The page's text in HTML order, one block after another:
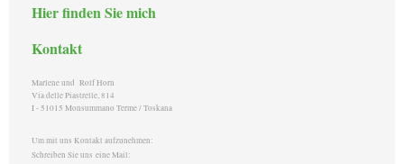
Hier finden Sie mich
Kontakt
Marlene und Rolf Horn
Via delle Piastrelle, 814
I - 51015 Monsummano Terme / Toskana
Um mit uns Kontakt aufzunehmen:
Schreiben Sie uns eine Mail: